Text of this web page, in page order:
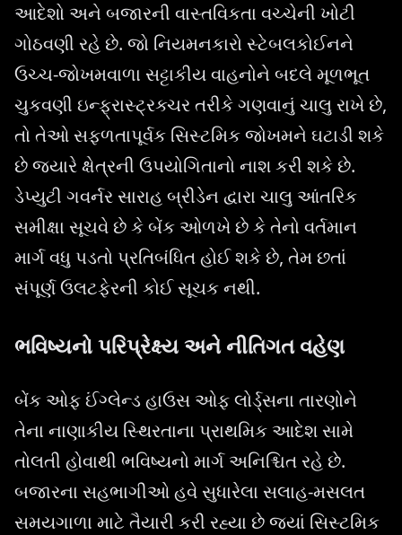
આદેશો અને બજારની વાસ્તવિકતા વચ્ચેની ખોટી
ગોઠવણી રહે છે. જો નિયમનકારો સ્ટેબલકોઈનને
ઉચ્ચ-જોખમવાળા સટ્ટાકીય વાહનોને બદલે મૂળભૂત
ચુકવણી ઇન્ફ્રાસ્ટ્રક્ચર તરીકે ગણવાનું ચાલુ રાખે છે,
તો તેઓ સફળતાપૂર્વક સિસ્ટમિક જોખમને ઘટાડી શકે
છે જ્યારે ક્ષેત્રની ઉપયોગિતાનો નાશ કરી શકે છે.
ડેપ્યુટી ગવર્નર સારાહ બ્રીડેન દ્વારા ચાલુ આંતરિક
સમીક્ષા સૂચવે છે કે બેંક ઓળખે છે કે તેનો વર્તમાન
માર્ગ વધુ પડતો પ્રતિબંધિત હોઈ શકે છે, તેમ છતાં
સંપૂર્ણ ઉલટફેરની કોઈ સૂચક નથી.
ભવિષ્યનો પરિપ્રેક્ષ્ય અને નીતિગત વહેણ
બેંક ઓફ ઈંગ્લેન્ડ હાઉસ ઓફ લોર્ડ્સના તારણોને
તેના નાણાકીય સ્થિરતાના પ્રાથમિક આદેશ સામે
તોલતી હોવાથી ભવિષ્યનો માર્ગ અનિશ્ચિત રહે છે.
બજારના સહભાગીઓ હવે સુધારેલા સલાહ-મસલત
સમયગાળા માટે તૈયારી કરી રહ્યા છે જ્યાં સિસ્ટમિક